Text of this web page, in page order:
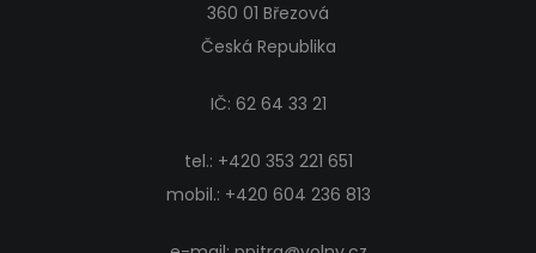
360 01 Březová
Česká Republika
IČ: 62 64 33 21
tel.: +420 353 221 651
mobil.: +420 604 236 813